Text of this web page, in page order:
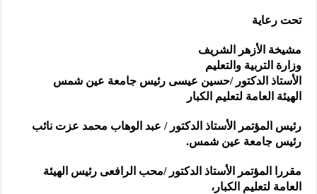
تحت رعاية
مشيخة الأزهر الشريف
وزارة التربية والتعليم
الأستاذ الدكتور /حسين عيسى رئيس جامعة عين شمس
الهيئة العامة لتعليم الكبار
رئيس المؤتمر الأستاذ الدكتور / عبد الوهاب محمد عزت نائب
رئيس جامعة عين شمس.
مقررا المؤتمر الأستاذ الدكتور /محب الرافعى رئيس الهيئة
العامة لتعليم الكبار،